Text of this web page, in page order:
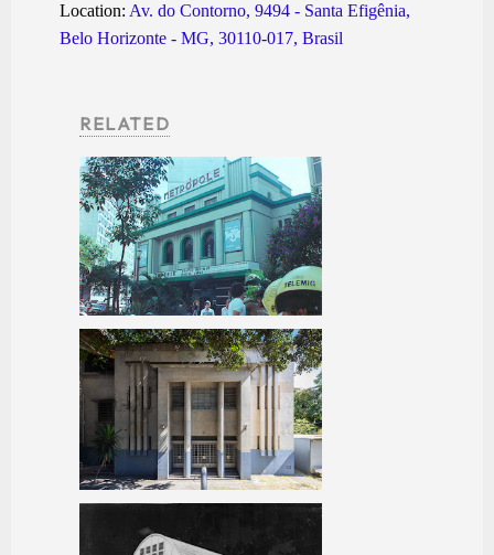
Location: Av. do Contorno, 9494 - Santa Efigênia,
Belo Horizonte - MG, 30110-017, Brasil
RELATED